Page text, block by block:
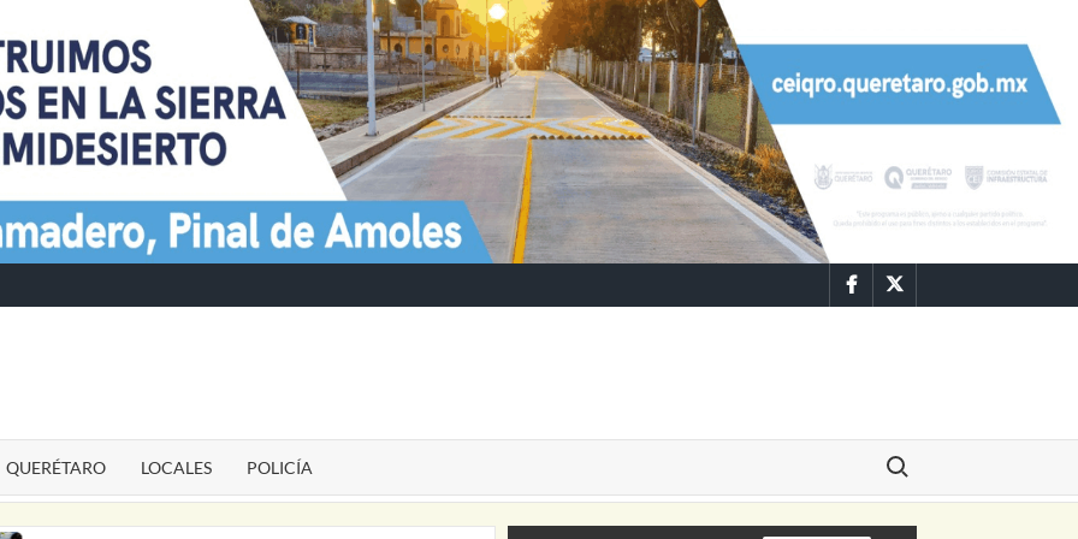
FacebookTwitter
QUERÉTARO LOCALES POLICÍA
Buscar: